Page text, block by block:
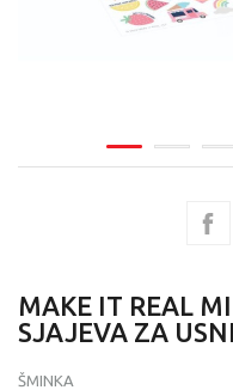
MAKE IT REAL
SJAJEVA ZA
ŠMINKA